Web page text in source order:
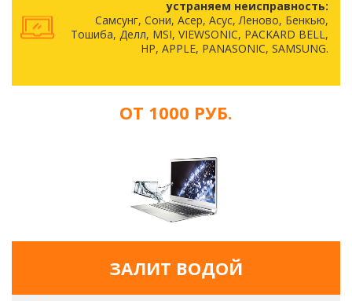
устраняем неисправность:
Самсунг, Сони, Асер, Асус, Леново, Бенкью,
Тошиба, Делл, MSI, VIEWSONIC, PACKARD BELL,
HP, APPLE, PANASONIC, SAMSUNG.
ОТ 1000 РУБ.
ЗАЛИТ ВОДОЙ